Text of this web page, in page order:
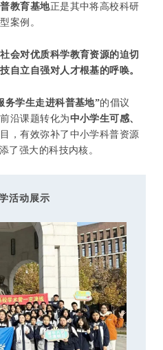
教育基地正是其中将高校科研
案例。
会对优质科学教育资源的迫切
自立自强对人才根基的呼唤。
务学生走进科普基地”的倡议
沿课题转化为中小学生可感、
，有效弥补了中小学科普资源
了强大的科技内核。
活动展示